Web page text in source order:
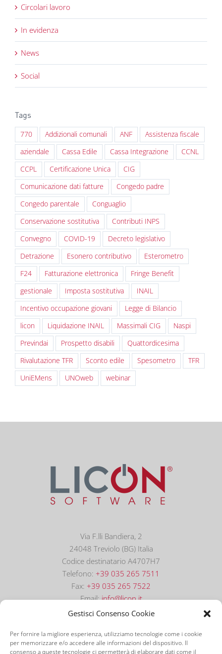
Gestisci Consenso Cookie
Per fornire la migliore esperienza, utilizziamo tecnologie come i cookie
per memorizzare e/o accedere alle informazioni del dispositivo. Il
consenso a queste tecnologie ci permetterà di elaborare dati come il
Circolari lavoro
In evidenza
News
Social
Tags
770 Addizionali comunali ANF
Assistenza fiscale
aziendale
Cassa Edile Cassa Integrazione
CCNL
CCPL
Certificazione Unica
CIG
Comunicazione dati fatture
Congedo padre
Congedo parentale
Conguaglio
Conservazione sostitutiva
Contributi INPS
Convegno
COVID-19
Decreto legislativo
Detrazione
Esonero contributivo
Esterometro
F24
Fatturazione elettronica
Fringe Benefit
gestionale
Imposta sostitutiva
INAIL
Incentivo occupazione giovani
Legge di Bilancio
licon
Liquidazione INAIL Massimali CIG
Naspi
Previndai
Prospetto disabili
Quattordicesima
Rivalutazione TFR
Sconto edile Spesometro
TFR
UniEMens
UNOweb webinar
Via F.lli Bandiera, 2
24048 Treviolo (BG) Italia
Codice destinatario A4707H7
Telefono: +39 035 265 7511
Fax: +39 035 265 7522
Email:info@licon.it